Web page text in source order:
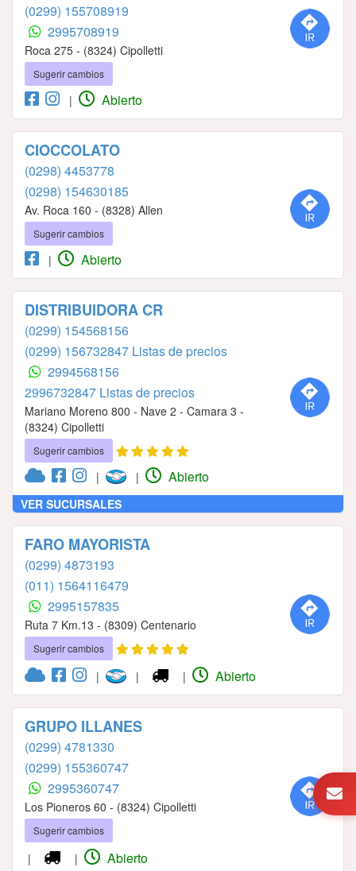
(0299) 155708919
2995708919
Roca 275 - (8324) Cipolletti
Sugerir cambios
| Abierto
CIOCCOLATO
(0298) 4453778
(0298) 154630185
Av. Roca 160 - (8328) Allen
Sugerir cambios
| Abierto
DISTRIBUIDORA CR
(0299) 154568156
(0299) 156732847 Listas de precios
2994568156
2996732847 Listas de precios
Mariano Moreno 800 - Nave 2 - Camara 3 -
(8324) Cipolletti
Sugerir cambios
| | Abierto
VER SUCURSALES
FARO MAYORISTA
(0299) 4873193
(011) 1564116479
2995157835
Ruta 7 Km.13 - (8309) Centenario
Sugerir cambios
| | | Abierto
GRUPO ILLANES
(0299) 4781330
(0299) 155360747
2995360747
Los Pioneros 60 - (8324) Cipolletti
Sugerir cambios
| | Abierto